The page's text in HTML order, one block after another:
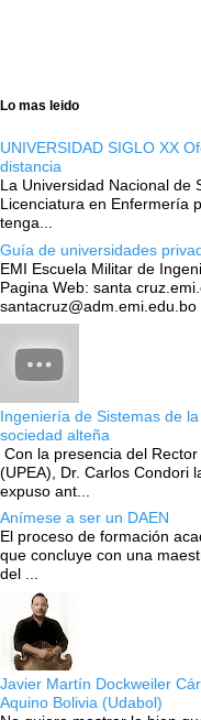
Lo mas leido
UNIVERSIDAD SIGLO XX
distancia
La Universidad Nacional de
Licenciatura en Enfermería
tenga...
Guía de universidades
EMI Escuela Militar de
Pagina Web: santa
santacruz@adm.emi.edu.bo
Ingeniería de Sistemas de
sociedad alteña
Con la presencia del
(UPEA), Dr. Carlos Condori
expuso ant...
Anímese a ser un DAEN
El proceso de formación
que concluye con una
del ...
Javier Martín Dockweiler
Aquino Bolivia (Udabol)